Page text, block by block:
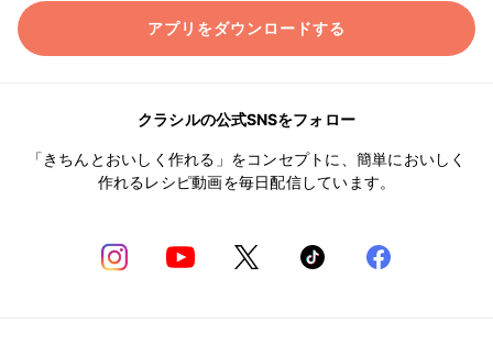
アプリをダウンロードする
クラシルの公式SNSをフォロー
「きちんとおいしく作れる」をコンセプトに、簡単においしく
作れるレシピ動画を毎日配信しています。